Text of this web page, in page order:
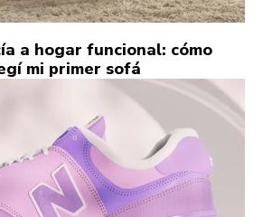
a hogar funcional: cómo
mi primer sofá